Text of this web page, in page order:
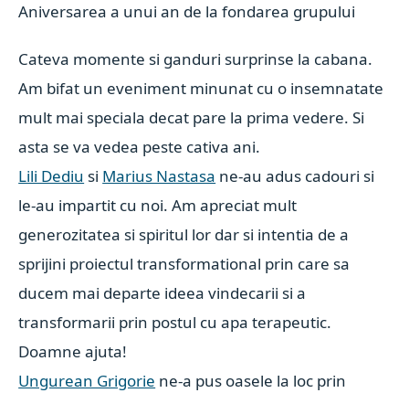
Aniversarea a unui an de la fondarea grupului
Cateva momente si ganduri surprinse la cabana.
Am bifat un eveniment minunat cu o insemnatate
mult mai speciala decat pare la prima vedere. Si
asta se va vedea peste cativa ani.
Lili Dediu si Marius Nastasa ne-au adus cadouri si
le-au impartit cu noi. Am apreciat mult
generozitatea si spiritul lor dar si intentia de a
sprijini proiectul transformational prin care sa
ducem mai departe ideea vindecarii si a
transformarii prin postul cu apa terapeutic.
Doamne ajuta!
Ungurean Grigorie ne-a pus oasele la loc prin